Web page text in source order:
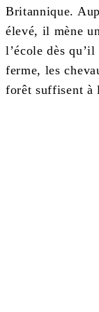
Britannique.
élevé, il mène
l’école dès
ferme, les
forêt suffisent à